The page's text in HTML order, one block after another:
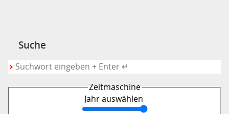
Suche
Zeitmaschine
Jahr auswählen